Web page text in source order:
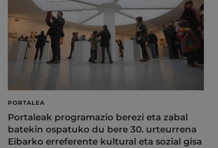
PORTALEA
Portaleak programazio berezi eta zabal
batekin ospatuko du bere 30. urteurrena
Eibarko erreferente kultural eta sozial gisa